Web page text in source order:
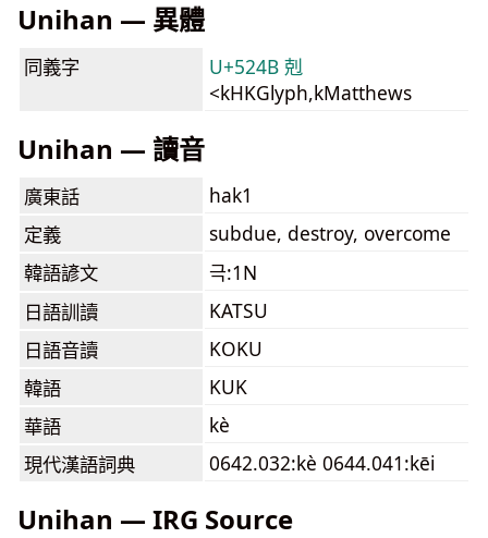
Unihan — 異體
同義字
U+524B 剋
<kHKGlyph,kMatthews
Unihan — 讀音
廣東話
hak1
定義
subdue, destroy, overcome
韓語諺文
극:1N
日語訓讀
KATSU
日語音讀
KOKU
韓語
KUK
華語
kè
現代漢語詞典
0642.032:kè 0644.041:kēi
Unihan — IRG Source